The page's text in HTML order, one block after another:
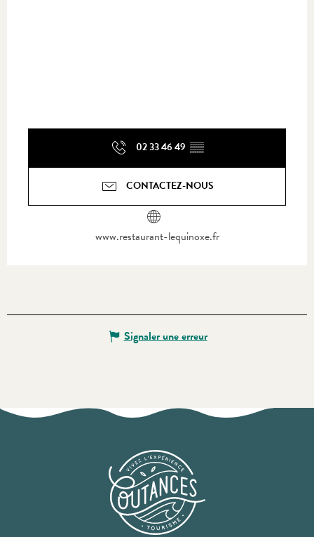
02 33 46 49 ▒▒
CONTACTEZ-NOUS
www.restaurant-lequinoxe.fr
Signaler une erreur